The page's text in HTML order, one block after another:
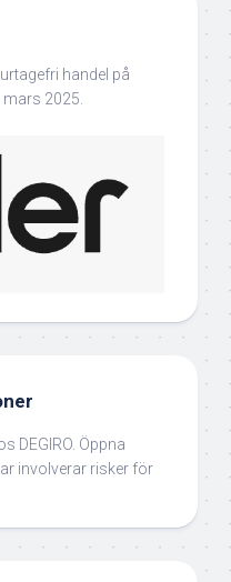
handel på
2025.
DEGIRO. Öppna
involverar risker för